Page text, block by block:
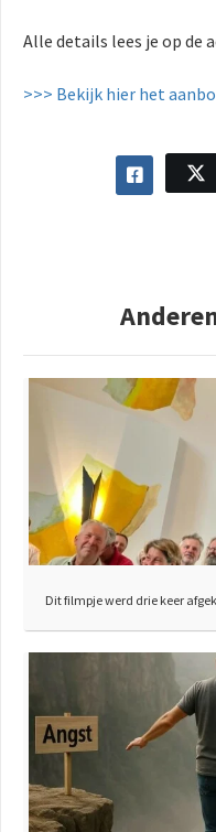
Alle details lees je op de
>>> Bekijk hier het
Dit filmpje werd drie keer